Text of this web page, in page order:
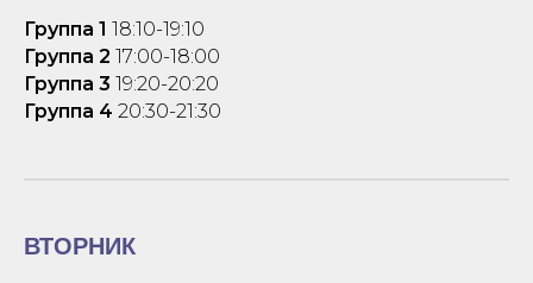
Группа 1 18:10-19:10
Группа 2 17:00-18:00
Группа 3 19:20-20:20
Группа 4 20:30-21:30
ВТОРНИК